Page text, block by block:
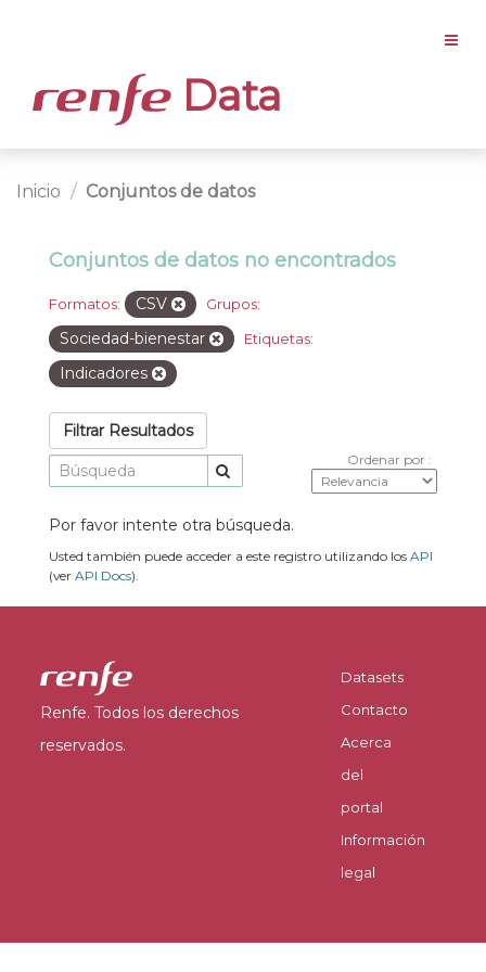
Data
Inicio Conjuntos de datos
Conjuntos de datos no encontrados
Formatos: CSV Grupos:
Sociedad-bienestar Etiquetas:
Indicadores
Filtrar Resultados
Ordenar por
Por favor intente otra búsqueda.
Usted también puede acceder a este registro utilizando los API
(ver API Docs).
Renfe. Todos los derechos
reservados.
Datasets
Contacto
Acerca
del
portal
Información
legal